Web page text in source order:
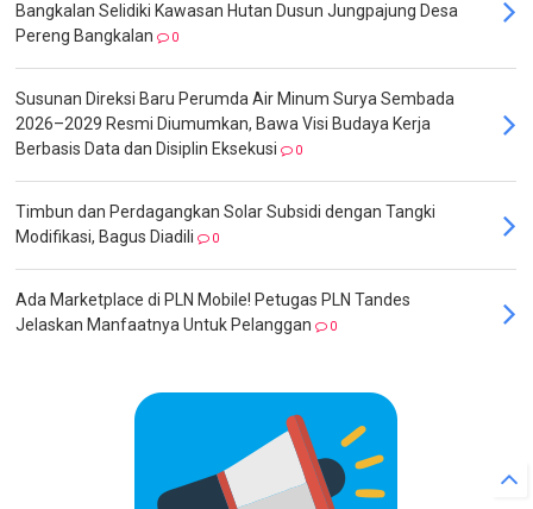
Bangkalan Selidiki Kawasan Hutan Dusun Jungpajung Desa
Pereng Bangkalan
0
Susunan Direksi Baru Perumda Air Minum Surya Sembada
2026–2029 Resmi Diumumkan, Bawa Visi Budaya Kerja
Berbasis Data dan Disiplin Eksekusi
0
Timbun dan Perdagangkan Solar Subsidi dengan Tangki
Modifikasi, Bagus Diadili
0
Ada Marketplace di PLN Mobile! Petugas PLN Tandes
Jelaskan Manfaatnya Untuk Pelanggan
0